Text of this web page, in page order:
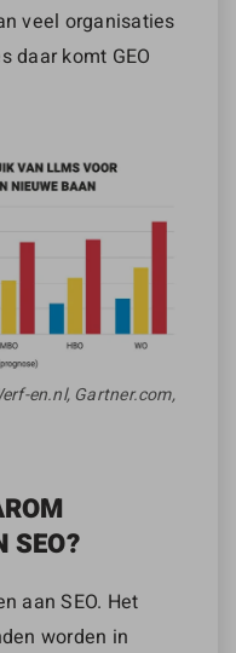
veel organisaties
daar komt GEO
en.nl, Gartner.com,
SEO?
aan SEO. Het
worden in